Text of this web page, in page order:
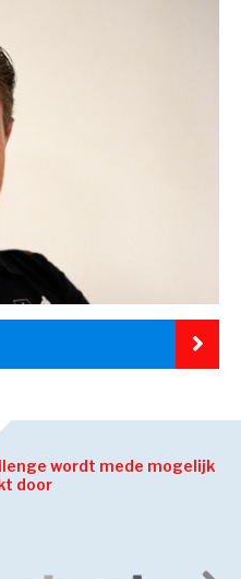
wordt mede mogelijk
door